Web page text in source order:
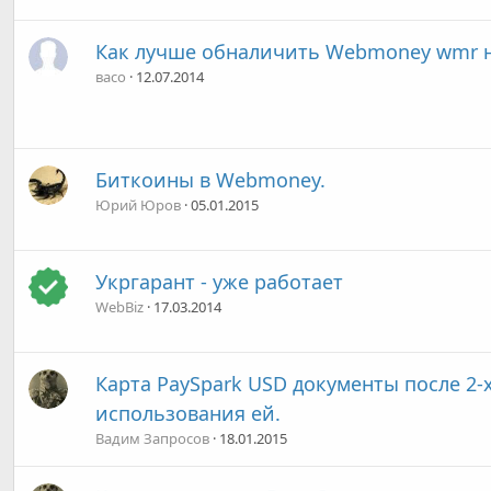
Как лучше обналичить Webmoney wmr
васо 12.07.2014
Биткоины в Webmoney.
Юрий Юров 05.01.2015
Укргарант - уже работает
WebBiz 17.03.2014
Карта PaySpark USD документы после 2-
использования ей.
Вадим Запросов 18.01.2015